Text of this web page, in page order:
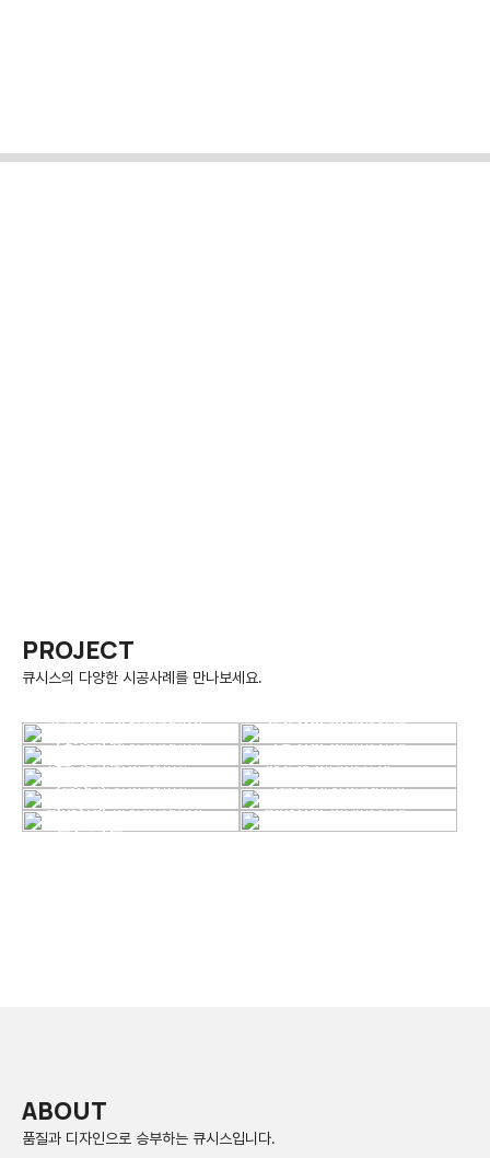
PROJECT
큐시스의 다양한 시공사례를 만나보세요.
공공시설
공공시설화장실칸막이
VIEW DETAIL
공공시설실내마감재
VIEW DETAIL
교육시설
교육시설화장실칸막이
VIEW DETAIL
교육시설실내마감재
VIEW DETAIL
관공서
관공서화장실칸막이
VIEW DETAIL
관공서실내마감재
VIEW DETAIL
군부대
군부대화장실칸막이
VIEW DETAIL
군부대화장실칸막이
VIEW DETAIL
일반시설
일반시설화장실칸막이
VIEW DETAIL
일반시설실내마감재
VIEW DETAIL
ABOUT
품질과 디자인으로 승부하는 큐시스입니다.